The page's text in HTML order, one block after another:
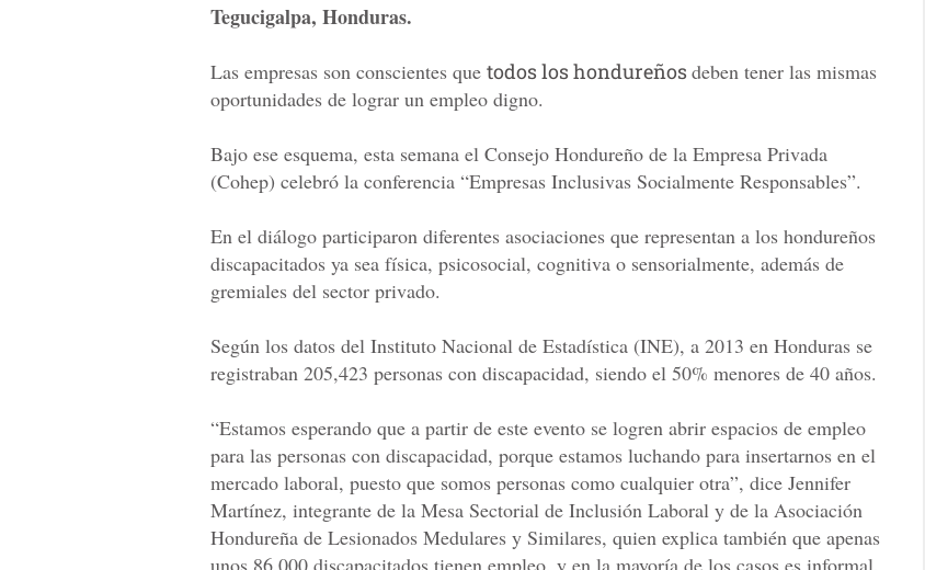
Tegucigalpa, Honduras.
Las empresas son conscientes que todos los hondureñosdeben tener las mismas
oportunidades de lograr un empleo digno.
Bajo ese esquema, esta semana el Consejo Hondureño de la Empresa Privada
(Cohep) celebró la conferencia “Empresas Inclusivas Socialmente Responsables”.
En el diálogo participaron diferentes asociaciones que representan a los hondureños
discapacitados ya sea física, psicosocial, cognitiva o sensorialmente, además de
gremiales del sector privado.
Según los datos del Instituto Nacional de Estadística (INE), a 2013 en Honduras se
registraban 205,423 personas con discapacidad, siendo el 50% menores de 40 años.
“Estamos esperando que a partir de este evento se logren abrir espacios de empleo
para las personas con discapacidad, porque estamos luchando para insertarnos en el
mercado laboral, puesto que somos personas como cualquier otra”, dice Jennifer
Martínez, integrante de la Mesa Sectorial de Inclusión Laboral y de la Asociación
Hondureña de Lesionados Medulares y Similares, quien explica también que apenas
unos 86,000 discapacitados tienen empleo, y en la mayoría de los casos es informal.